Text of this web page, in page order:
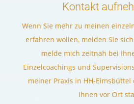
Kontakt
Wenn Sie mehr zu meinen
erfahren wollen, melden Sie
melde mich zeitnah bei
Einzelcoachings und
meiner Praxis in HH-Eimsbüttel
Ihnen vor Ort